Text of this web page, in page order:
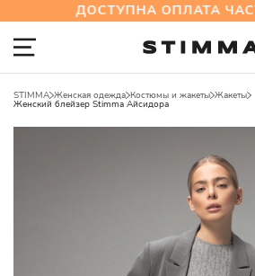
ДОСТУПНА ОПЛАТА
STIMMA Женская одежда Костюмы и жакеты Жакеты
Женский блейзер Stimma Айсидора